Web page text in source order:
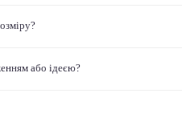
або ідеєю?